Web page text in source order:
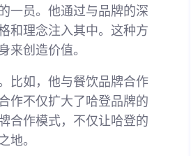
一员。他通过与品牌的深
和理念注入其中。这种方
来创造价值。
比如，他与餐饮品牌合作
作不仅扩大了哈登品牌的
合作模式，不仅让哈登的
地。